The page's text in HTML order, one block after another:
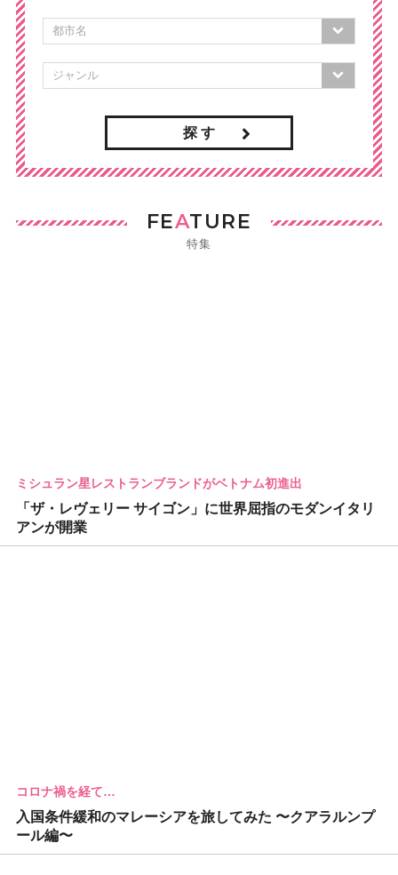
探 す
FEATURE
特集
ミシュラン星レストランブランドがベトナム初進出
「ザ・レヴェリー サイゴン」に世界屈指のモダンイタリ
アンが開業
コロナ禍を経て…
入国条件緩和のマレーシアを旅してみた 〜クアラルンプ
ール編〜